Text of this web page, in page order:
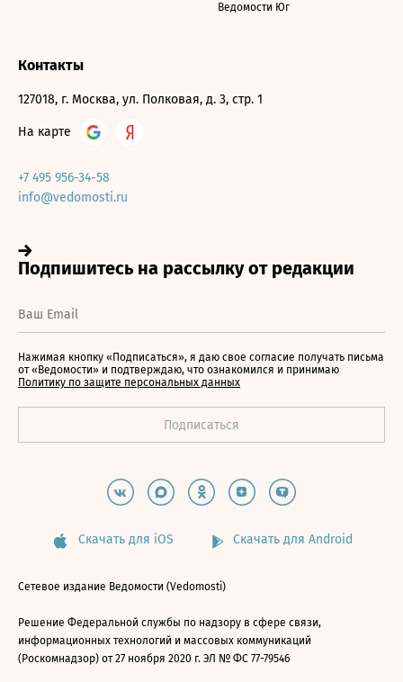
Ведомости Юг
Контакты
127018, г. Москва, ул. Полковая, д. 3, стр. 1
На карте
+7 495 956-34-58
info@vedomosti.ru
Нажимая кнопку «Подписаться», я даю свое согласие получать письма
от «Ведомости» и подтверждаю, что ознакомился и принимаю
Политику по защите персональных данных
Скачать для iOS Скачать для Android
Сетевое издание Ведомости (Vedomosti)
Решение Федеральной службы по надзору в сфере связи,
информационных технологий и массовых коммуникаций
(Роскомнадзор) от 27 ноября 2020 г. ЭЛ № ФС 77-79546